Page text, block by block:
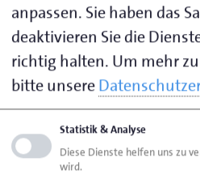
Außenstelle
Lundener
24768
anpassen. Sie haben das
deaktivieren Sie die
richtig halten. Um mehr
bitte unsere
Statistik & Analyse
Diese Dienste helfen uns zu
wird.